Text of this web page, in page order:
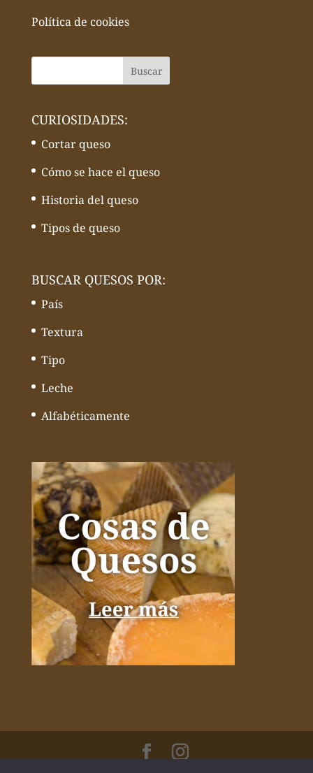
Política de cookies
CURIOSIDADES:
Cortar queso
Cómo se hace el queso
Historia del queso
Tipos de queso
BUSCAR QUESOS POR:
País
Textura
Tipo
Leche
Alfabéticamente